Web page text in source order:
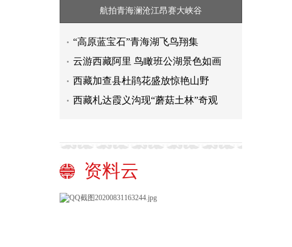
航拍青海澜沧江昂赛大峡谷
“高原蓝宝石”青海湖飞鸟翔集
云游西藏阿里 鸟瞰班公湖景色如画
西藏加查县杜鹃花盛放惊艳山野
西藏札达霞义沟现“蘑菇土林”奇观
资料云